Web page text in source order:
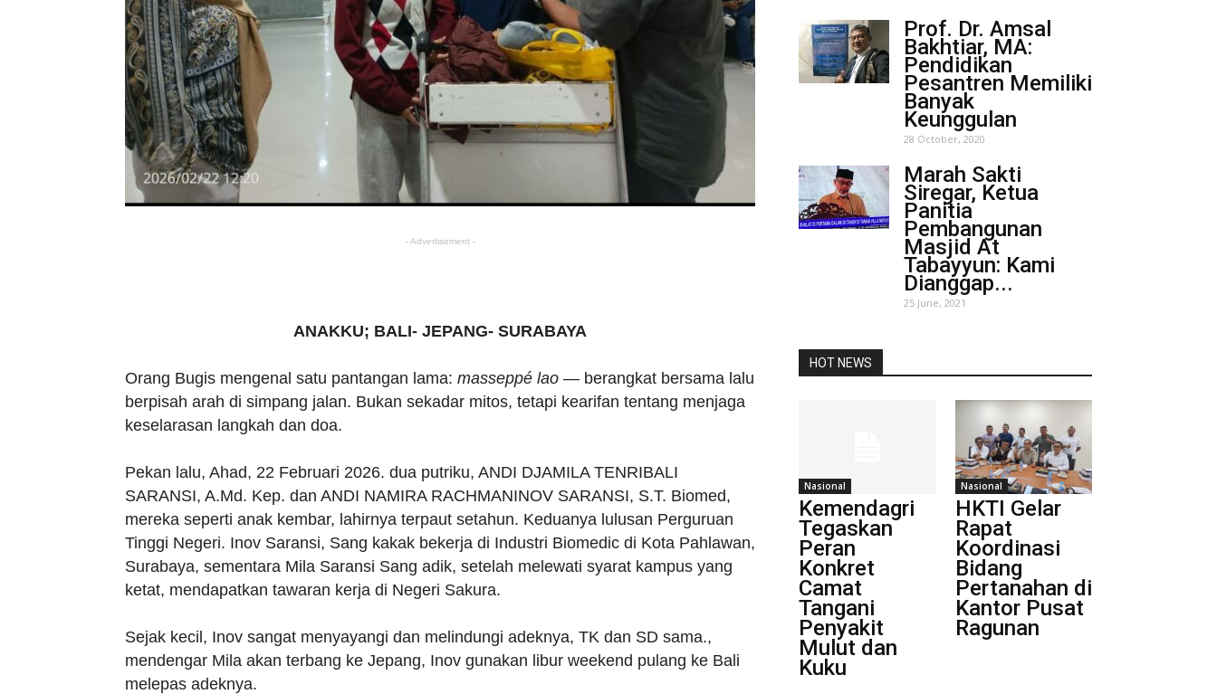
- Advertisement -
ANAKKU; BALI- JEPANG- SURABAYA
Orang Bugis mengenal satu pantangan lama: masseppé lao — berangkat bersama lalu
berpisah arah di simpang jalan. Bukan sekadar mitos, tetapi kearifan tentang menjaga
keselarasan langkah dan doa.
Pekan lalu, Ahad, 22 Februari 2026. dua putriku, ANDI DJAMILA TENRIBALI
SARANSI, A.Md. Kep. dan ANDI NAMIRA RACHMANINOV SARANSI, S.T. Biomed,
mereka seperti anak kembar, lahirnya terpaut setahun. Keduanya lulusan Perguruan
Tinggi Negeri. Inov Saransi, Sang kakak bekerja di Industri Biomedic di Kota Pahlawan,
Surabaya, sementara Mila Saransi Sang adik, setelah melewati syarat kampus yang
ketat, mendapatkan tawaran kerja di Negeri Sakura.
Sejak kecil, Inov sangat menyayangi dan melindungi adeknya, TK dan SD sama.,
mendengar Mila akan terbang ke Jepang, Inov gunakan libur weekend pulang ke Bali
melepas adeknya.
Prof. Dr. Amsal
Bakhtiar, MA:
Pendidikan
Pesantren Memiliki
Banyak
Keunggulan
28 October, 2020
Marah Sakti
Siregar, Ketua
Panitia
Pembangunan
Masjid At
Tabayyun: Kami
Dianggap...
25 June, 2021
HOT NEWS
Nasional
Kemendagri
Tegaskan
Peran
Konkret
Camat
Tangani
Penyakit
Mulut dan
Kuku
Nasional
HKTI Gelar
Rapat
Koordinasi
Bidang
Pertanahan di
Kantor Pusat
Ragunan